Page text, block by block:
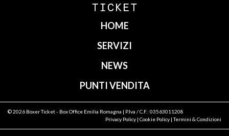
HOME
SERVIZI
NEWS
PUNTI VENDITA
© 2026 Boxer Ticket- Box Office Emilia Romagna | P.Iva / C.F.: 03563011208
Privacy Policy | Cookie Policy |Termini & Condizioni